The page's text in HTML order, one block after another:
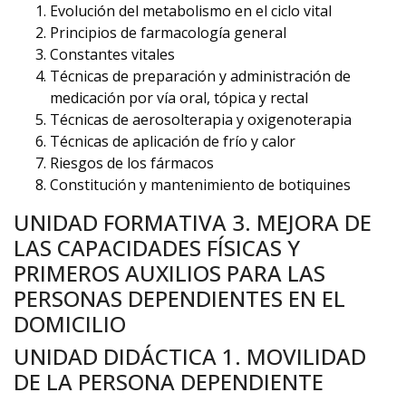
Evolución del metabolismo en el ciclo vital
Principios de farmacología general
Constantes vitales
Técnicas de preparación y administración de
medicación por vía oral, tópica y rectal
Técnicas de aerosolterapia y oxigenoterapia
Técnicas de aplicación de frío y calor
Riesgos de los fármacos
Constitución y mantenimiento de botiquines
UNIDAD FORMATIVA 3. MEJORA DE
LAS CAPACIDADES FÍSICAS Y
PRIMEROS AUXILIOS PARA LAS
PERSONAS DEPENDIENTES EN EL
DOMICILIO
UNIDAD DIDÁCTICA 1. MOVILIDAD
DE LA PERSONA DEPENDIENTE